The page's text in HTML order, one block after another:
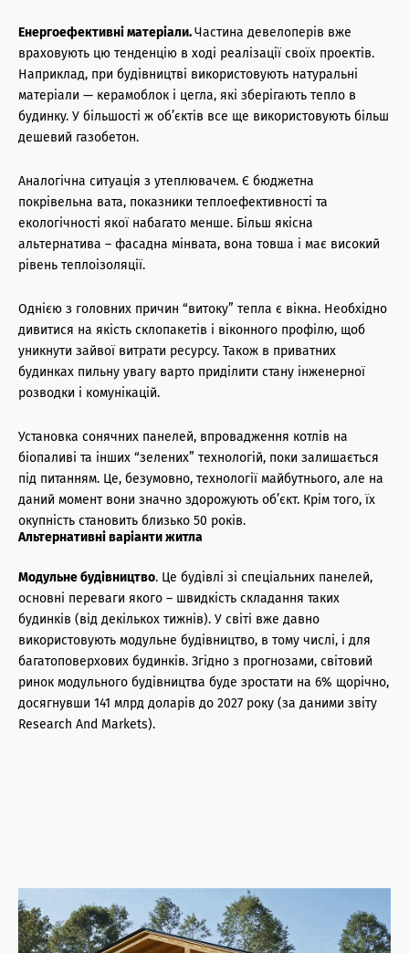
Енергоефективні матеріали.Частина девелоперів вже
враховують цю тенденцію в ході реалізації своїх проектів.
Наприклад, при будівництві використовують натуральні
матеріали — керамоблок і цегла, які зберігають тепло в
будинку. У більшості ж об’єктів все ще використовують більш
дешевий газобетон.
Аналогічна ситуація з утеплювачем. Є бюджетна
покрівельна вата, показники теплоефективності та
екологічності якої набагато менше. Більш якісна
альтернатива – фасадна мінвата, вона товша і має високий
рівень теплоізоляції.
Однією з головних причин “витоку” тепла є вікна. Необхідно
дивитися на якість склопакетів і віконного профілю, щоб
уникнути зайвої витрати ресурсу. Також в приватних
будинках пильну увагу варто приділити стану інженерної
розводки і комунікацій.
Установка сонячних панелей, впровадження котлів на
біопаливі та інших “зелених” технологій, поки залишається
під питанням. Це, безумовно, технології майбутнього, але на
даний момент вони значно здорожують об’єкт. Крім того, їх
окупність становить близько 50 років.
Альтернативні варіанти житла
Модульне будівництво. Це будівлі зі спеціальних панелей,
основні переваги якого – швидкість складання таких
будинків (від декількох тижнів). У світі вже давно
використовують модульне будівництво, в тому числі, і для
багатоповерхових будинків. Згідно з прогнозами, світовий
ринок модульного будівництва буде зростати на 6% щорічно,
досягнувши 141 млрд доларів до 2027 року (за даними звіту
Research Аnd Markets).